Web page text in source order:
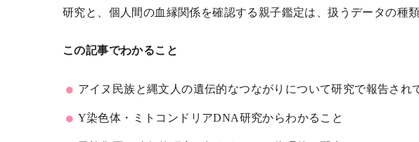
研究と、個人間の血縁関係を確認する親子鑑定は、扱うデータの種
この記事でわかること
アイヌ民族と縄文人の遺伝的なつながりについて研究で報告され
Y染色体・ミトコンドリアDNA研究からわかること